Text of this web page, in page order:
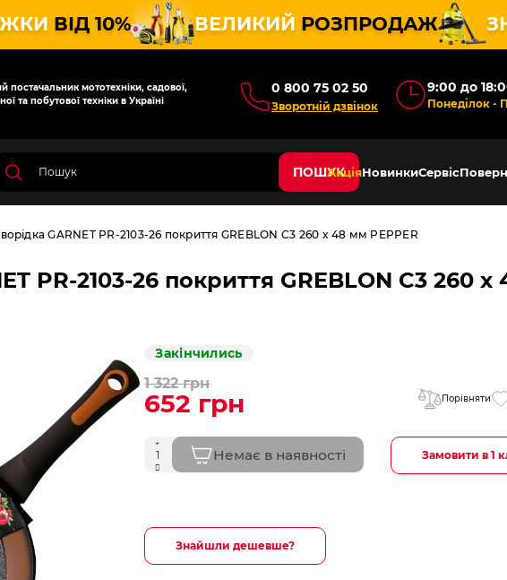
ВІД 10% ВЕЛИКИЙ РОЗПРОДАЖ
постачальник мототехніки, садової,
та побутової техніки в Україні
0 800 75 02 50
Зворотній дзвінок
9:00 до
Понеділок -
ПОШУКАкціяНовинкиСервіс
GARNET PR-2103-26 покриття GREBLON C3 260 x 48 мм PEPPER
PR-2103-26 покриття GREBLON C3 260
Закінчились
1 322 грн
652 грн Порівняти
Немає в наявності Замовити в 1
Знайшли дешевше?